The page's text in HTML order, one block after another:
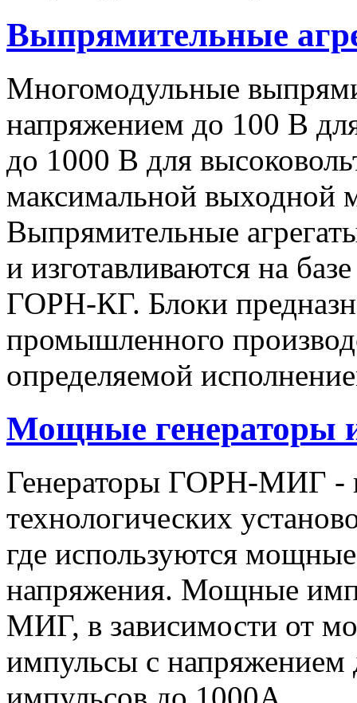
Выпрямительные
Многомодульные
напряжением до 100 В
до 1000 В для
максимальной
Выпрямительные
и изготавливаются на
ГОРН-КГ. Блоки
промышленного
определяемой
Мощные
Генераторы ГОРН-МИГ -
технологических
где используются
напряжения. Мощные
МИГ, в зависимости от
импульсы c